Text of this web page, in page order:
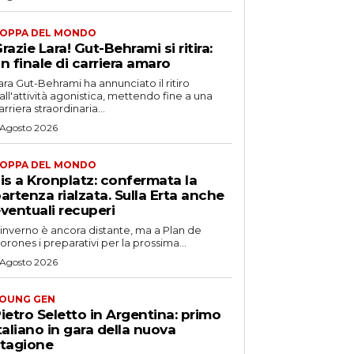
DEL MONDO
Lara! Gut-Behrami si ritira:
finale di carriera amaro
Gut-Behrami ha annunciato il ritiro
agonistica, mettendo fine a una
straordinaria...
2026
DEL MONDO
a Kronplatz: confermata la
rialzata. Sulla Erta anche
recuperi
è ancora distante, ma a Plan de
i preparativi per la prossima...
2026
GEN
Seletto in Argentina: primo
in gara della nuova